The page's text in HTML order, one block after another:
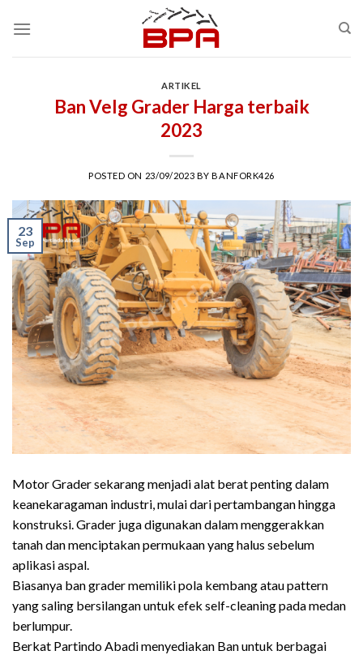
ARTIKEL
Ban Velg Grader Harga terbaik
2023
POSTED ON 23/09/2023 BYBANFORK426
23
Sep
Motor Grader sekarang menjadi alat berat penting dalam
keanekaragaman industri, mulai dari pertambangan hingga
konstruksi. Grader juga digunakan dalam menggerakkan
tanah dan menciptakan permukaan yang halus sebelum
aplikasi aspal.
Biasanya ban grader memiliki pola kembang atau pattern
yang saling bersilangan untuk efek self-cleaning pada medan
berlumpur.
Berkat Partindo Abadi menyediakan Ban untuk berbagai